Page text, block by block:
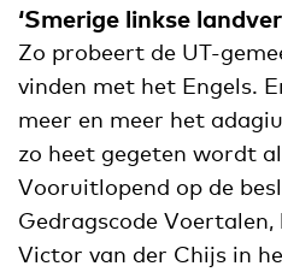
‘Smerige linkse
Zo probeert de UT-
vinden met het Engels.
meer en meer het
zo heet gegeten wordt
Vooruitlopend op de
Gedragscode
Victor van der Chijs in